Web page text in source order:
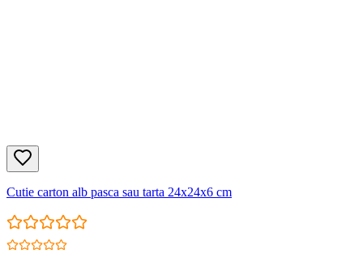
Cutie carton alb pasca sau tarta 24x24x6 cm